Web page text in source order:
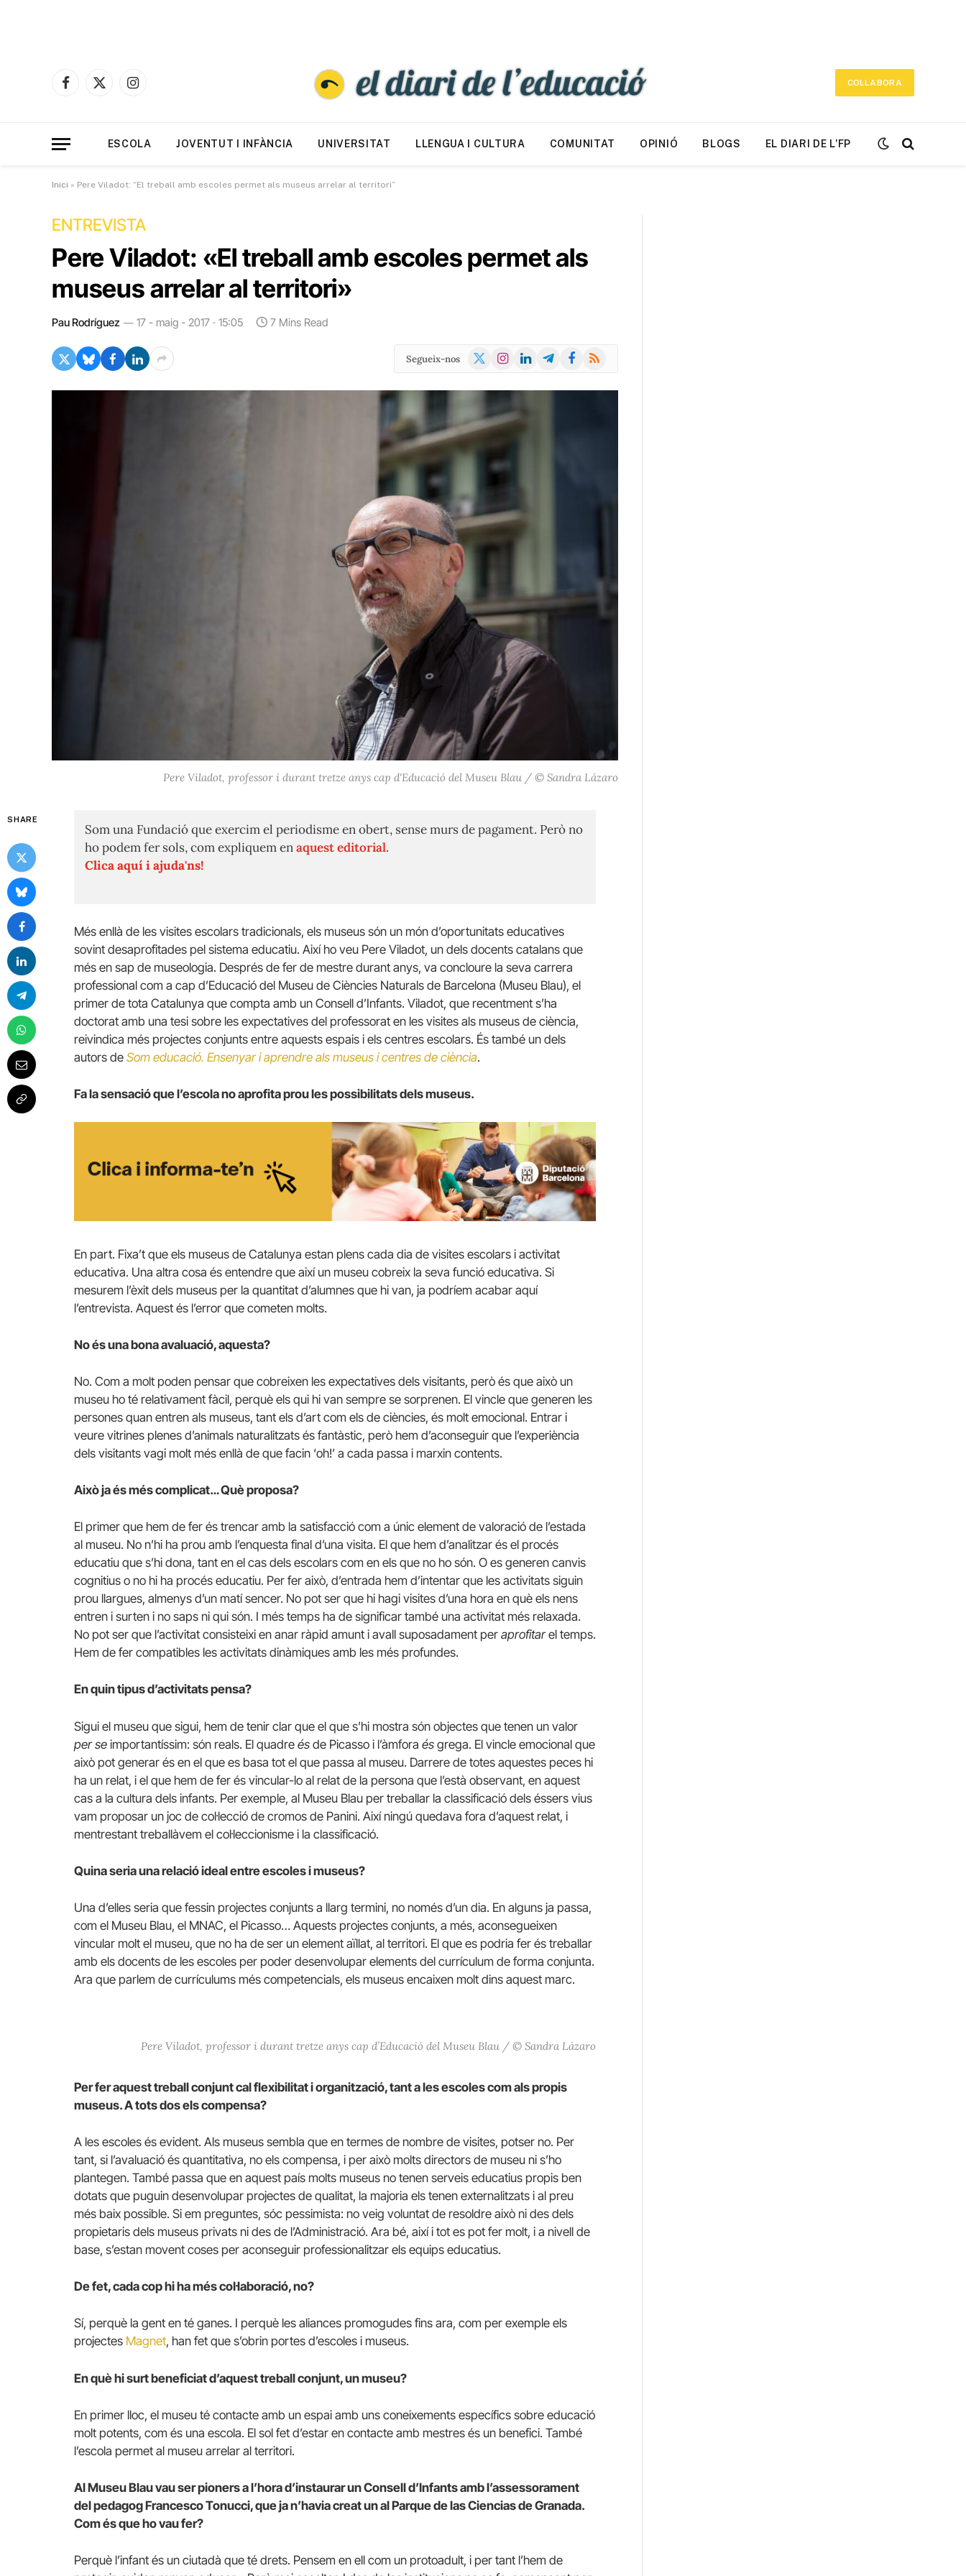
Facebook
X
Instagram
COL·LABORA
ESCOLA JOVENTUT I INFÀNCIA UNIVERSITAT LLENGUA I CULTURA COMUNITAT OPINIÓ BLOGS EL DIARI DE L’FP
Inici » Pere Viladot: “El treball amb escoles permet als museus arrelar al territori”
ENTREVISTA
Pere Viladot: «El treball amb escoles permet als
museus arrelar al territori»
Pau Rodríguez 17 - maig - 2017 · 15:05 7 Mins Read
Segueix-nos
X
Instagram
LinkedInTelegramFacebook
RSS
Pere Viladot, professor i durant tretze anys cap d'Educació del Museu Blau / © Sandra Lázaro
SHARE
Som una Fundació que exercim el periodisme en obert, sense murs de pagament. Però no
ho podem fer sols, com expliquem enaquest editorial.
Clica aquí i ajuda'ns!
Més enllà de les visites escolars tradicionals, els museus són un món d’oportunitats educatives
sovint desaprofitades pel sistema educatiu. Així ho veu Pere Viladot, un dels docents catalans que
més en sap de museologia. Després de fer de mestre durant anys, va concloure la seva carrera
professional com a cap d’Educació del Museu de Ciències Naturals de Barcelona (Museu Blau), el
primer de tota Catalunya que compta amb un Consell d’Infants. Viladot, que recentment s’ha
doctorat amb una tesi sobre les expectatives del professorat en les visites als museus de ciència,
reivindica més projectes conjunts entre aquests espais i els centres escolars. És també un dels
autors de Som educació. Ensenyar i aprendre als museus i centres de ciència.
Fa la sensació que l’escola no aprofita prou les possibilitats dels museus.
En part. Fixa’t que els museus de Catalunya estan plens cada dia de visites escolars i activitat
educativa. Una altra cosa és entendre que així un museu cobreix la seva funció educativa. Si
mesurem l’èxit dels museus per la quantitat d’alumnes que hi van, ja podríem acabar aquí
l’entrevista. Aquest és l’error que cometen molts.
No és una bona avaluació, aquesta?
No. Com a molt poden pensar que cobreixen les expectatives dels visitants, però és que això un
museu ho té relativament fàcil, perquè els qui hi van sempre se sorprenen. El vincle que generen les
persones quan entren als museus, tant els d’art com els de ciències, és molt emocional. Entrar i
veure vitrines plenes d’animals naturalitzats és fantàstic, però hem d’aconseguir que l’experiència
dels visitants vagi molt més enllà de que facin ‘oh!’ a cada passa i marxin contents.
Això ja és més complicat… Què proposa?
El primer que hem de fer és trencar amb la satisfacció com a únic element de valoració de l’estada
al museu. No n’hi ha prou amb l’enquesta final d’una visita. El que hem d’analitzar és el procés
educatiu que s’hi dona, tant en el cas dels escolars com en els que no ho són. O es generen canvis
cognitius o no hi ha procés educatiu. Per fer això, d’entrada hem d’intentar que les activitats siguin
prou llargues, almenys d’un matí sencer. No pot ser que hi hagi visites d’una hora en què els nens
entren i surten i no saps ni qui són. I més temps ha de significar també una activitat més relaxada.
No pot ser que l’activitat consisteixi en anar ràpid amunt i avall suposadament per aprofitarel temps.
Hem de fer compatibles les activitats dinàmiques amb les més profundes.
En quin tipus d’activitats pensa?
Sigui el museu que sigui, hem de tenir clar que el que s’hi mostra són objectes que tenen un valor
per se importantíssim: són reals. El quadre és de Picasso i l’àmfora és grega. El vincle emocional que
això pot generar és en el que es basa tot el que passa al museu. Darrere de totes aquestes peces hi
ha un relat, i el que hem de fer és vincular-lo al relat de la persona que l’està observant, en aquest
cas a la cultura dels infants. Per exemple, al Museu Blau per treballar la classificació dels éssers vius
vam proposar un joc de col·lecció de cromos de Panini. Així ningú quedava fora d’aquest relat, i
mentrestant treballàvem el col·leccionisme i la classificació.
Quina seria una relació ideal entre escoles i museus?
Una d’elles seria que fessin projectes conjunts a llarg termini, no només d’un dia. En alguns ja passa,
com el Museu Blau, el MNAC, el Picasso… Aquests projectes conjunts, a més, aconsegueixen
vincular molt el museu, que no ha de ser un element aïllat, al territori. El que es podria fer és treballar
amb els docents de les escoles per poder desenvolupar elements del currículum de forma conjunta.
Ara que parlem de currículums més competencials, els museus encaixen molt dins aquest marc.
Pere Viladot, professor i durant tretze anys cap d’Educació del Museu Blau / © Sandra Lázaro
Per fer aquest treball conjunt cal flexibilitat i organització, tant a les escoles com als propis
museus. A tots dos els compensa?
A les escoles és evident. Als museus sembla que en termes de nombre de visites, potser no. Per
tant, si l’avaluació és quantitativa, no els compensa, i per això molts directors de museu ni s’ho
plantegen. També passa que en aquest país molts museus no tenen serveis educatius propis ben
dotats que puguin desenvolupar projectes de qualitat, la majoria els tenen externalitzats i al preu
més baix possible. Si em preguntes, sóc pessimista: no veig voluntat de resoldre això ni des dels
propietaris dels museus privats ni des de l’Administració. Ara bé, així i tot es pot fer molt, i a nivell de
base, s’estan movent coses per aconseguir professionalitzar els equips educatius.
De fet, cada cop hi ha més col·laboració, no?
Sí, perquè la gent en té ganes. I perquè les aliances promogudes fins ara, com per exemple els
projectes Magnet, han fet que s’obrin portes d’escoles i museus.
En què hi surt beneficiat d’aquest treball conjunt, un museu?
En primer lloc, el museu té contacte amb un espai amb uns coneixements específics sobre educació
molt potents, com és una escola. El sol fet d’estar en contacte amb mestres és un benefici. També
l’escola permet al museu arrelar al territori.
Al Museu Blau vau ser pioners a l’hora d’instaurar un Consell d’Infants amb l’assessorament
del pedagog Francesco Tonucci, que ja n’havia creat un al Parque de las Ciencias de Granada.
Com és que ho vau fer?
Perquè l’infant és un ciutadà que té drets. Pensem en ell com un protoadult, i per tant l’hem de